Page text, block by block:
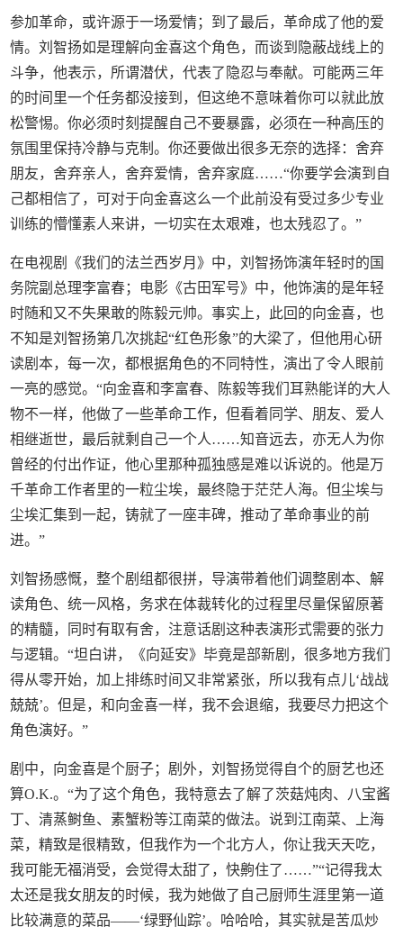
参加革命，或许源于一场爱情；到了最后，革命成了他的爱
情。刘智扬如是理解向金喜这个角色，而谈到隐蔽战线上的
斗争，他表示，所谓潜伏，代表了隐忍与奉献。可能两三年
的时间里一个任务都没接到，但这绝不意味着你可以就此放
松警惕。你必须时刻提醒自己不要暴露，必须在一种高压的
氛围里保持冷静与克制。你还要做出很多无奈的选择：舍弃
朋友，舍弃亲人，舍弃爱情，舍弃家庭……“你要学会演到自
己都相信了，可对于向金喜这么一个此前没有受过多少专业
训练的懵懂素人来讲，一切实在太艰难，也太残忍了。”
在电视剧《我们的法兰西岁月》中，刘智扬饰演年轻时的国
务院副总理李富春；电影《古田军号》中，他饰演的是年轻
时随和又不失果敢的陈毅元帅。事实上，此回的向金喜，也
不知是刘智扬第几次挑起“红色形象”的大梁了，但他用心研
读剧本，每一次，都根据角色的不同特性，演出了令人眼前
一亮的感觉。“向金喜和李富春、陈毅等我们耳熟能详的大人
物不一样，他做了一些革命工作，但看着同学、朋友、爱人
相继逝世，最后就剩自己一个人……知音远去，亦无人为你
曾经的付出作证，他心里那种孤独感是难以诉说的。他是万
千革命工作者里的一粒尘埃，最终隐于茫茫人海。但尘埃与
尘埃汇集到一起，铸就了一座丰碑，推动了革命事业的前
进。”
刘智扬感慨，整个剧组都很拼，导演带着他们调整剧本、解
读角色、统一风格，务求在体裁转化的过程里尽量保留原著
的精髓，同时有取有舍，注意话剧这种表演形式需要的张力
与逻辑。“坦白讲，《向延安》毕竟是部新剧，很多地方我们
得从零开始，加上排练时间又非常紧张，所以我有点儿‘战战
兢兢’。但是，和向金喜一样，我不会退缩，我要尽力把这个
角色演好。”
剧中，向金喜是个厨子；剧外，刘智扬觉得自个的厨艺也还
算O.K.。“为了这个角色，我特意去了解了茨菇炖肉、八宝酱
丁、清蒸鲥鱼、素蟹粉等江南菜的做法。说到江南菜、上海
菜，精致是很精致，但我作为一个北方人，你让我天天吃，
我可能无福消受，会觉得太甜了，快齁住了……”“记得我太
太还是我女朋友的时候，我为她做了自己厨师生涯里第一道
比较满意的菜品——‘绿野仙踪’。哈哈哈，其实就是苦瓜炒